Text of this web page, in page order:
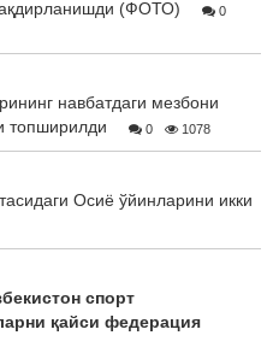
(ФОТО)
0
навбатдаги мезбони
топширилди
0 1078
Осиё ўйинларини икки
спорт
қайси федерация